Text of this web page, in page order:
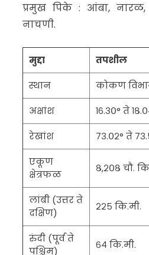
प्रमुख पिके : आंबा,
नाचणी.
मुद्दा तपशील
स्थान कोकण
अक्षांश १६.३०° ते
रेखांश ७३.०२° ते
एकूण
क्षेत्रफळ
८,२०८ चौ.
लांबी (उत्तर ते
दक्षिण)
२२५ कि.मी.
रुंदी (पूर्व ते
पश्चिम)
६४ कि.मी.